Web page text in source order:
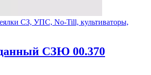
СЗ, УПС, No-Till, культиваторы,
СЗЮ 00.370